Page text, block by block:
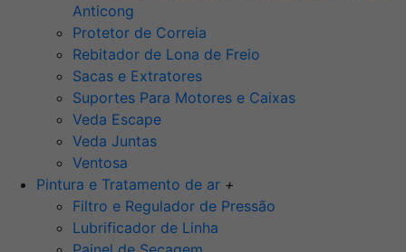
Anticong
Protetor de Correia
Rebitador de Lona de Freio
Sacas e Extratores
Suportes Para Motores e Caixas
Veda Escape
Veda Juntas
Ventosa
Pintura e Tratamento de ar +
Filtro e Regulador de Pressão
Lubrificador de Linha